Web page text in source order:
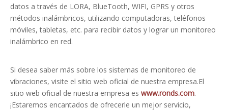
datos a través de LORA, BlueTooth, WIFI, GPRS y otros
métodos inalámbricos, utilizando computadoras, teléfonos
móviles, tabletas, etc. para recibir datos y lograr un monitoreo
inalámbrico en red.
Si desea saber más sobre los sistemas de monitoreo de
vibraciones, visite el sitio web oficial de nuestra empresa.El
sitio web oficial de nuestra empresa es www.ronds.com.
¡Estaremos encantados de ofrecerle un mejor servicio,